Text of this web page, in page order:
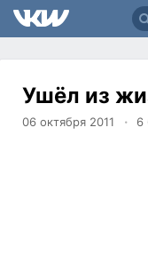
Ушёл из
06 октября 2011 6